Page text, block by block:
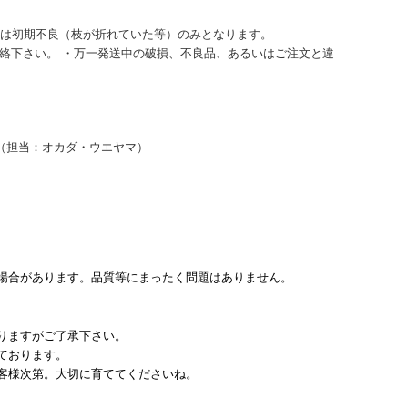
期不良（枝が折れていた等）のみとなります。
下さい。 ・万一発送中の破損、不良品、あるいはご注文と違
当：オカダ・ウエヤマ）
があります。品質等にまったく問題はありません。
すがご了承下さい。
ります。
次第。大切に育ててくださいね。